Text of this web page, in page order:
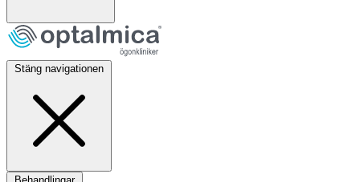
Stäng navigationen